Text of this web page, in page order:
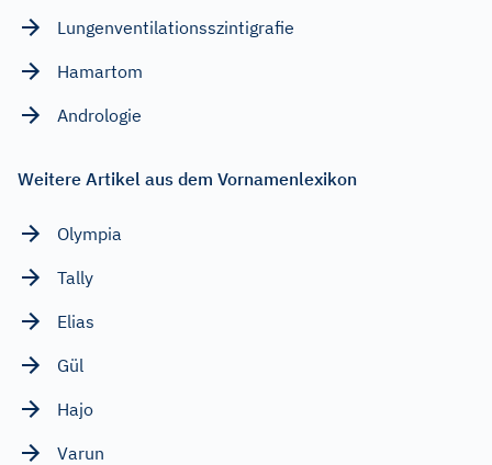
Lungenventilationsszintigrafie
Hamartom
Andrologie
Weitere Artikel aus dem Vornamenlexikon
Olympia
Tally
Elias
Gül
Hajo
Varun